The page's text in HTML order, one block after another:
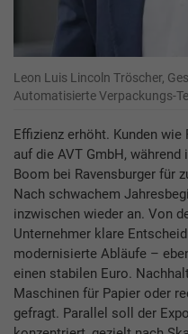
Leon Luis Lincoln Tröscher,
Automatisierte Verpackungs-
Effizienz erhöht. Kunden wie
auf die AVT GmbH,
Boom bei Ravensburger für
Nach schwachem
inzwischen wieder an. Von
Unternehmer klare
modernisierte Abläufe –
einen stabilen Euro.
Maschinen für Papier oder
gefragt. Parallel soll der